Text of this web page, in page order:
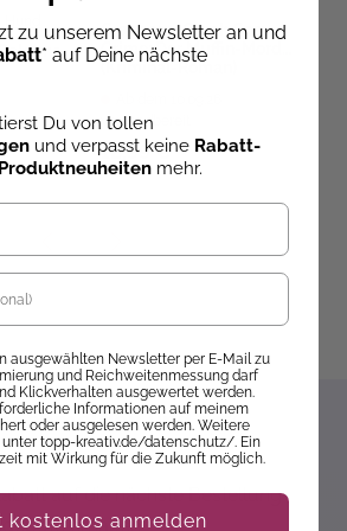
Hund
Cranberry Creek Cosy
Crime: Der Muffin-Mord
(Kriminal-Roman)
versandbereit
12,99 €
anmelden und 10%
auf die nächste Bestellung
erhalten
zu unserem Newsletter an und
* auf Deine nächste
Du von tollen
und verpasst keine Rabatt-
Produktneuheiten mehr.
ausgewählten Newsletter per E-Mail zu
und Reichweitenmessung darf
Klickverhalten ausgewertet werden.
Informationen auf meinem
oder ausgelesen werden. Weitere
unter topp-kreativ.de/datenschutz/. Ein
mit Wirkung für die Zukunft möglich.
kostenlos anmelden